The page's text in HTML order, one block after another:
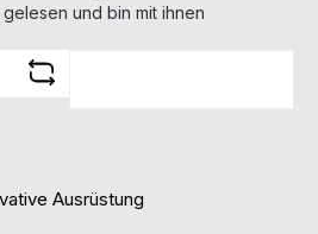
gelesen und bin mit ihnen
Ausrüstung